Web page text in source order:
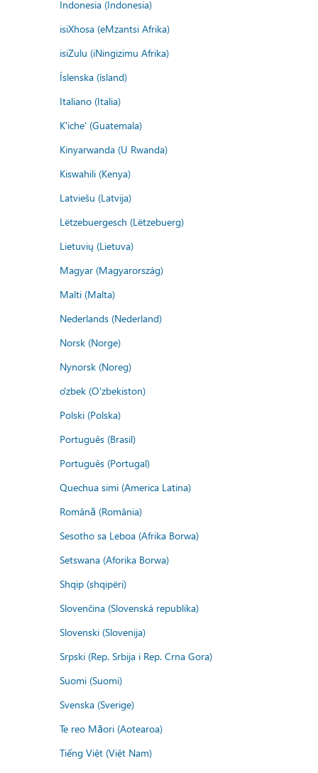
Indonesia (Indonesia)
isiXhosa (eMzantsi Afrika)
isiZulu (iNingizimu Afrika)
Íslenska (ísland)
Italiano (Italia)
K'iche' (Guatemala)
Kinyarwanda (U Rwanda)
Kiswahili (Kenya)
Latviešu (Latvija)
Lëtzebuergesch (Lëtzebuerg)
Lietuvių (Lietuva)
Magyar (Magyarország)
Malti (Malta)
Nederlands (Nederland)
Norsk (Norge)
Nynorsk (Noreg)
o'zbek (O'zbekiston)
Polski (Polska)
Português (Brasil)
Português (Portugal)
Quechua simi (America Latina)
Română (România)
Sesotho sa Leboa (Afrika Borwa)
Setswana (Aforika Borwa)
Shqip (shqipëri)
Slovenčina (Slovenská republika)
Slovenski (Slovenija)
Srpski (Rep. Srbija i Rep. Crna Gora)
Suomi (Suomi)
Svenska (Sverige)
Te reo Māori (Aotearoa)
Tiếng Việt (Việt Nam)